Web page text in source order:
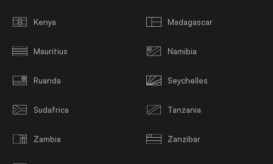
Kenya Madagascar
Mauritius Namibia
Ruanda Seychelles
Sudafrica Tanzania
Zambia Zanzibar